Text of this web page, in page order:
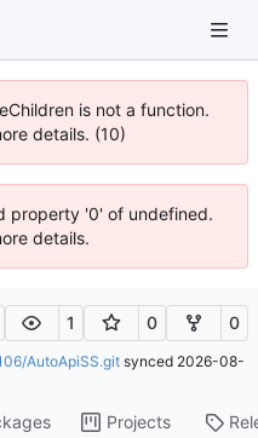
is not a function.
details. (10)
property '0' of undefined.
details.
1 0 0
AutoApiSS.gitsynced 2026-08-
Projects